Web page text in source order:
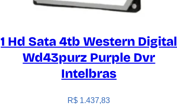
1 Hd Sata 4tb Western Digital
Wd43purz Purple Dvr
Intelbras
R$ 1.437,83